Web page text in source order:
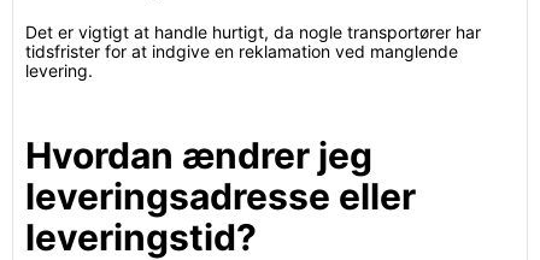
Det er vigtigt at handle hurtigt, da nogle transportører har
tidsfrister for at indgive en reklamation ved manglende
levering.
Hvordan ændrer jeg
leveringsadresse eller
leveringstid?